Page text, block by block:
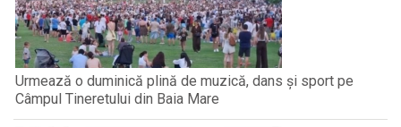
Urmează o duminică plină de muzică, dans și sport pe
Câmpul Tineretului din Baia Mare